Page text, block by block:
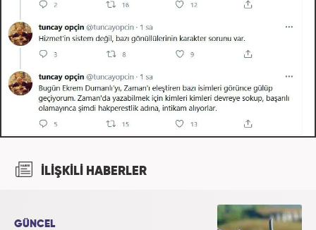
İLİŞKİLİ HABERLER
GÜNCEL